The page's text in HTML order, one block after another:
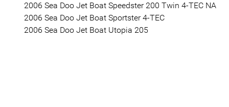
2006 Sea Doo Jet Boat Speedster 200 Twin 4-TEC NA
2006 Sea Doo Jet Boat Sportster 4-TEC
2006 Sea Doo Jet Boat Utopia 205